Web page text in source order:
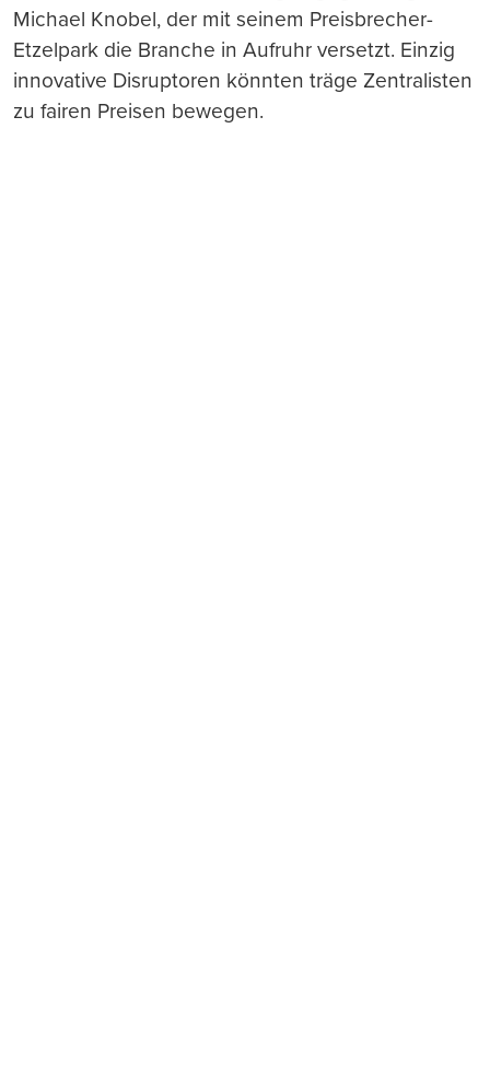
Michael Knobel, der mit seinem Preisbrecher-
Etzelpark die Branche in Aufruhr versetzt. Einzig
innovative Disruptoren könnten träge Zentralisten
zu fairen Preisen bewegen.